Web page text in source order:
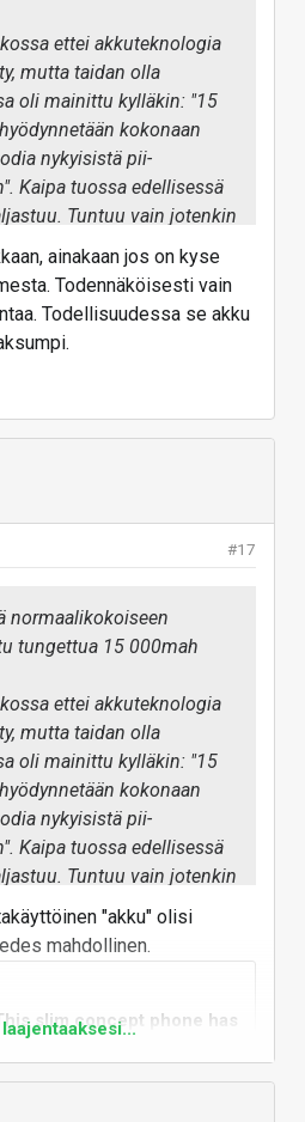
ettei akkuteknologia
mutta taidan olla
oli mainittu kylläkin: "15
kokonaan
nykyisistä pii-
Kaipa tuossa edellisessä
Tuntuu vain jotenkin
tuo akun koko.
kyllä jo pakko alkaa epäillä
edes kauppoihin näillä
ainakaan jos on kyse
Todennäköisesti vain
Todellisuudessa se akku
#17
normaalikokoiseen
tungettua 15 000mah
ettei akkuteknologia
mutta taidan olla
oli mainittu kylläkin: "15
kokonaan
nykyisistä pii-
Kaipa tuossa edellisessä
Tuntuu vain jotenkin
tuo akun koko.
jo pakko alkaa epäillä
edes kauppoihin näillä
"akku" olisi
mahdollinen.
slim concept phone has
the Samsung Galaxy S25